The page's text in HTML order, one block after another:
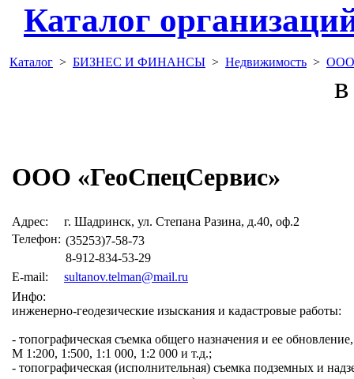
Каталог
Каталог > БИЗНЕС И ФИНАНСЫ > Недвижимость > ООО
ООО «ГеоСпецСервис»
Адрес:
г. Шадринск, ул. Степана Разина, д.40, оф.2
Телефон: (35253)7-58-73
8-912-834-53-29
E-mail:
sultanov.telman@mail.ru
Инфо:
инженерно-геодезические изыскания и кадастровые работы:
- топографическая съемка общего назначения и ее
М 1:200, 1:500, 1:1 000, 1:2 000 и т.д.;
- топографическая (исполнительная) съемка подземных и